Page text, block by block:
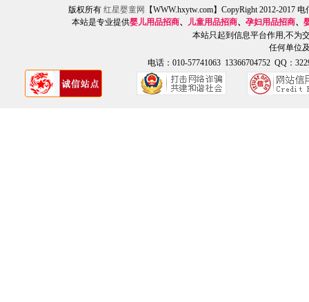
版权所有 红星婴童网
【WWW.hxytw.com】CopyRight 2012-2017
本站是专业提供婴儿用品招商、 儿童用品招商、 孕妇用品招商、
本站只起到信息平台作用,不为
任何单位
电话：010-57741063 13366704752 QQ：